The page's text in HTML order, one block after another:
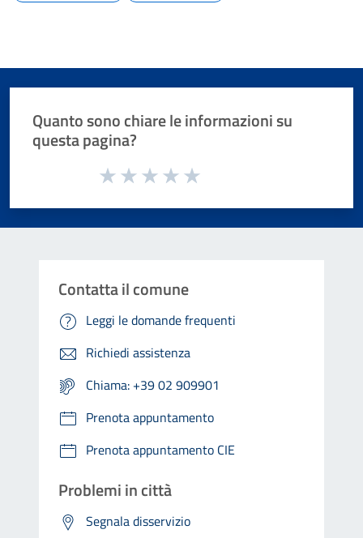
Quanto sono chiare le informazioni su
questa pagina?
Valuta da 1 a 5 stelle la pagina
Contatta il comune
Leggi le domande frequenti
Richiedi assistenza
Chiama: +39 02 909901
Prenota appuntamento
Prenota appuntamento CIE
Problemi in città
Segnala disservizio